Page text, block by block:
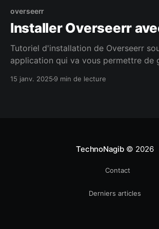
overseerr
Installer Overseerr
Tutoriel d'installation de Overseerr
application qui va vous permettre de
instance Plex
15 janv. 2025 9 min de lecture
TechnoNagib© 2026
Contact
Derniers articles